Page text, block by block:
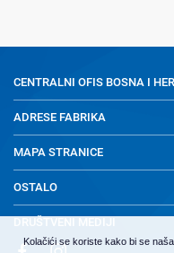
CENTRALNI OFIS BOSNA I
ADRESE FABRIKA
MAPA STRANICE
OSTALO
DRUŠTVENI MEDIJI
Kolačići se koriste kako bi se